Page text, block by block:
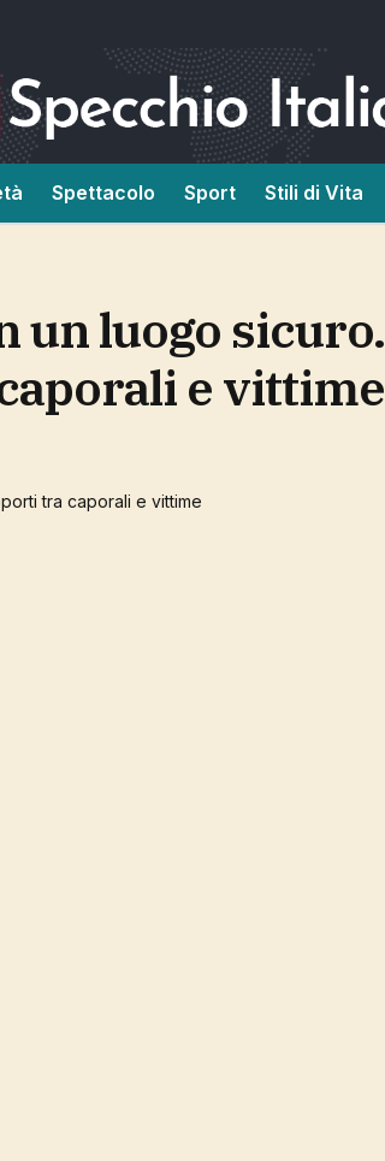
Spettacolo Sport Stili di Vita
e vittime